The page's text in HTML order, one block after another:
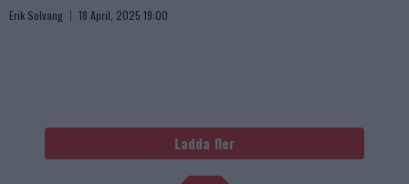
Erik Solvang 18 April, 2025 19:00
Ladda fler